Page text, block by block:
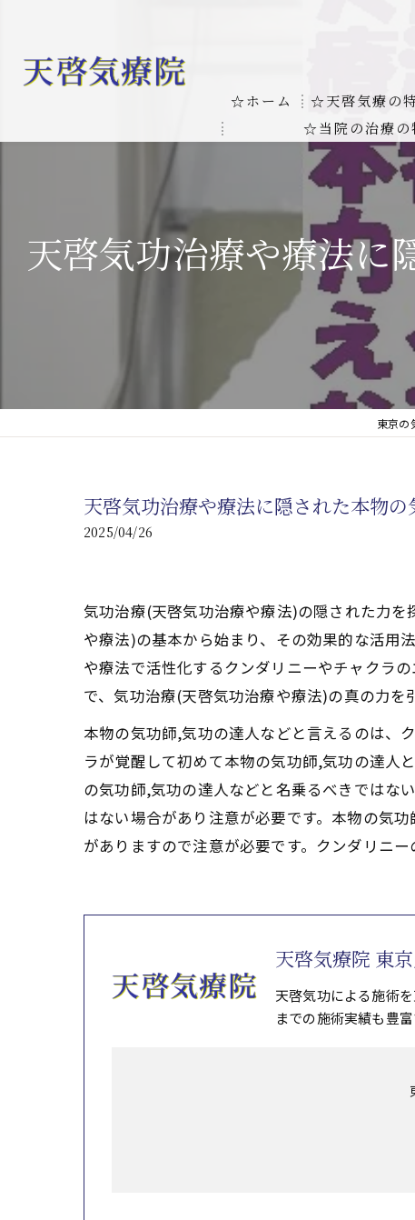
☆ホーム ☆天啓気療の
お客様の質問に
天啓気療に関
本物の気功師に
気功治療や療法
☆当院の治療の
線維筋痛症が天啓気療に
難病の疾患
難病治療に革命チャクラ覚
肝臓の疾患
肝臓疾患の原因と症状を
心臓の疾患
腎臓の疾患
天啓気功治療や療法に
東京の
天啓気功治療や療法に隠された本物
2025/04/26
気功治療(天啓気功治療や療法)の隠された力
や療法)の基本から始まり、その効果的な活用
や療法で活性化するクンダリニーやチャクラ
で、気功治療(天啓気功治療や療法)の真の力を
本物の気功師,気功の達人などと言えるのは、
ラが覚醒して初めて本物の気功師,気功の達人
の気功師,気功の達人などと名乗るべきではな
はない場合があり注意が必要です。本物の気
がありますので注意が必要です。クンダリニ
天啓気療院 東
天啓気功による施術
までの施術実績も豊